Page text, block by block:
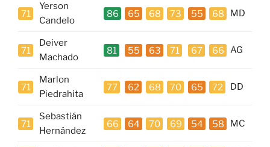
71
Yerson
Candelo
86 65 68 73 55 68 MD
71
Deiver
Machado
81 55 63 71 67 66 AG
71
Marlon
Piedrahita
77 62 68 70 65 72 DD
71
Sebastián
Hernández
66 64 70 69 54 58 MC